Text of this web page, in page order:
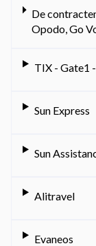
De
Opodo, Go
TIX - Gate1
Sun Express
Sun
Alitravel
Evaneos